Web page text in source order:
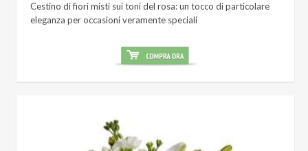
Cestino di fiori misti sui toni del rosa: un tocco di particolare
eleganza per occasioni veramente speciali